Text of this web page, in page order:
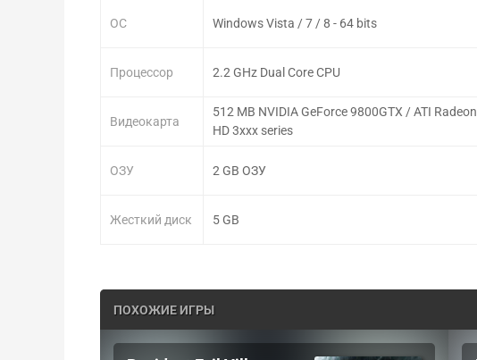
ОС
Процессор
Видеокарта
ОЗУ
Жесткий диск
Windows Vista / 7 / 8 - 64 bits
2.2 GHz Dual Core CPU
512 MB NVIDIA GeForce 9800GTX / ATI Radeon
HD 3xxx series
2 GB ОЗУ
5 GB
ПОХОЖИЕ ИГРЫ